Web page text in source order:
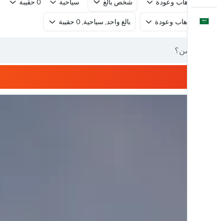
العَرَبِيَّة
رحلة ذهاب وعودة شخص بالغ سياحية 0 حقيبة
رحلة ذهاب وعودة بالغ واحد, سياحية, 0 حقيبة